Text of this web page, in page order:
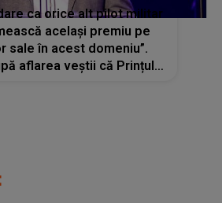
ca orice alt pilot militar
același premiu pe
sale în acest domeniu”.
aflarea veștii că Prințul